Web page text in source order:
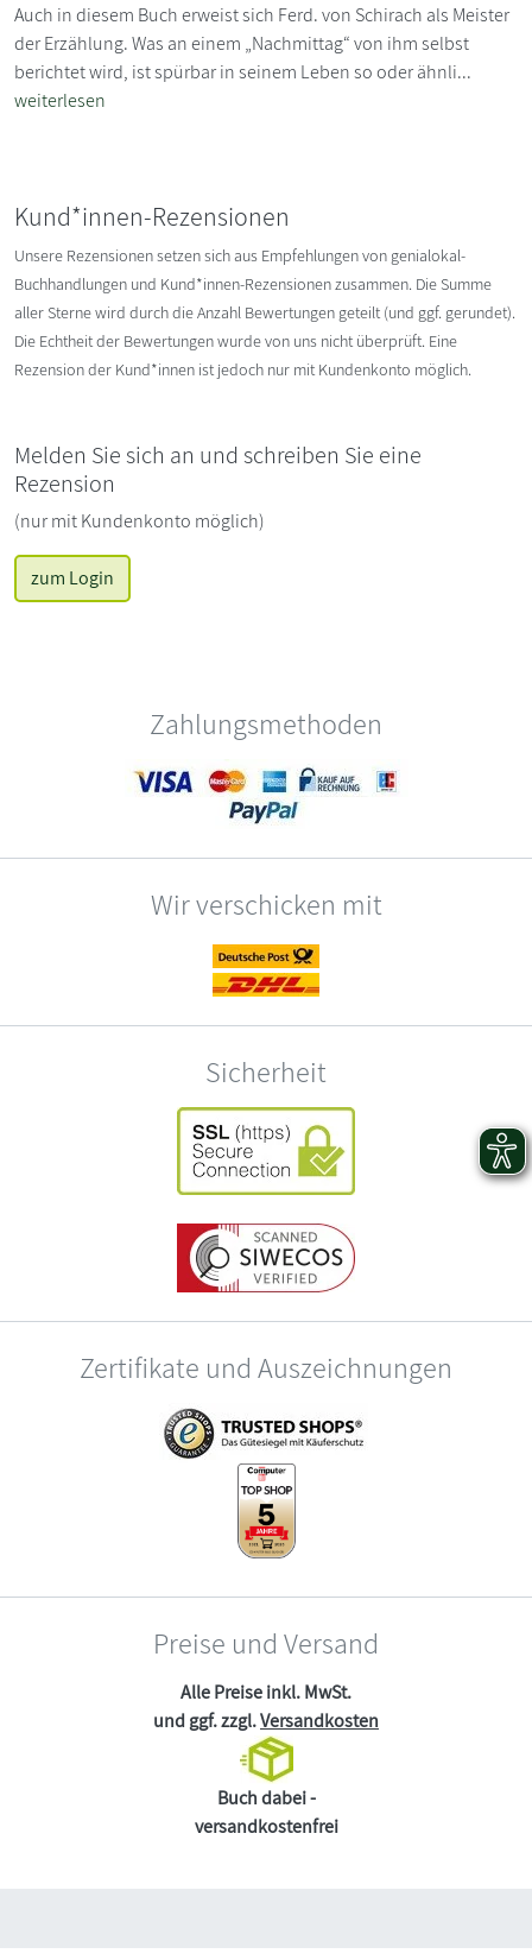
Auch in diesem Buch erweist sich Ferd. von Schirach als Meister
der Erzählung. Was an einem „Nachmittag“ von ihm selbst
berichtet wird, ist spürbar in seinem Leben so oder ähnli...
weiterlesen
Kund*innen-Rezensionen
Unsere Rezensionen setzen sich aus Empfehlungen von genialokal-
Buchhandlungen und Kund*innen-Rezensionen zusammen. Die Summe
aller Sterne wird durch die Anzahl Bewertungen geteilt (und ggf. gerundet).
Die Echtheit der Bewertungen wurde von uns nicht überprüft. Eine
Rezension der Kund*innen ist jedoch nur mit Kundenkonto möglich.
Melden Sie sich an und schreiben Sie eine
Rezension
(nur mit Kundenkonto möglich)
zum Login
Zahlungsmethoden
Wir verschicken mit
Sicherheit
Zertifikate und Auszeichnungen
Preise und Versand
Alle Preise inkl. MwSt.
und ggf. zzgl.Versandkosten
Buch dabei -
versandkostenfrei